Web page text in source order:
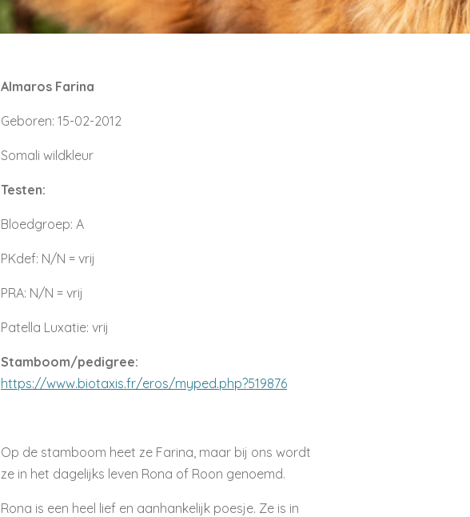
Almaros Farina
Geboren: 15-02-2012
Somali wildkleur
Testen:
Bloedgroep: A
PKdef: N/N = vrij
PRA: N/N = vrij
Patella Luxatie: vrij
Stamboom/pedigree:
https://www.biotaxis.fr/eros/myped.php?519876
Op de stamboom heet ze Farina, maar bij ons wordt
ze in het dagelijks leven Rona of Roon genoemd.
Rona is een heel lief en aanhankelijk poesje. Ze is in